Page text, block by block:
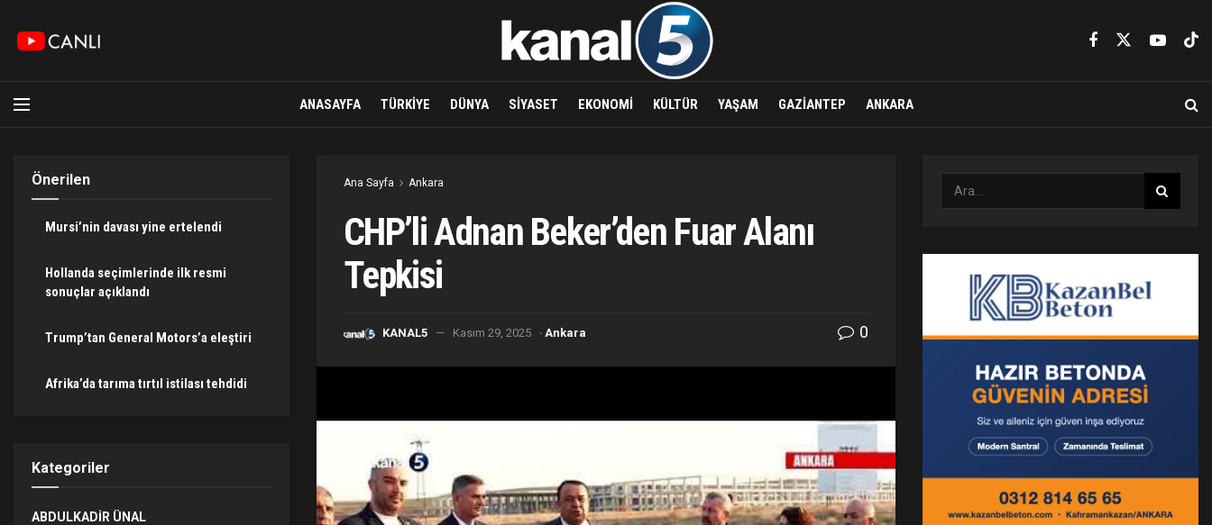
ANASAYFA TÜRKIYE DÜNYA SIYASET EKONOMI KÜLTÜR YAŞAM GAZIANTEP ANKARA
Ana Sayfa Ankara
CHP’li Adnan Beker’den Fuar Alanı
Tepkisi
KANAL5 Kasım 29, 2025 · Ankara 0
Önerilen
Mursi’nin davası yine ertelendi
Hollanda seçimlerinde ilk resmi
sonuçlar açıklandı
Trump’tan General Motors’a eleştiri
Afrika’da tarıma tırtıl istilası tehdidi
Kategoriler
ABDULKADIR ÜNAL